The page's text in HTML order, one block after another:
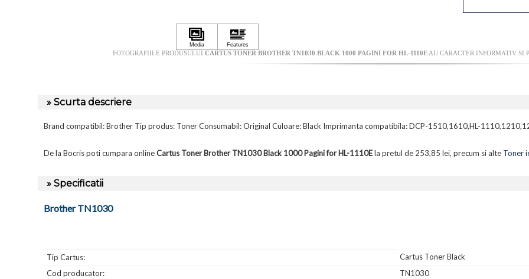
FOTOGRAFIILE PRODUSULUI CARTUS TONER BROTHER TN1030 BLACK 1000 PAGINI FOR HL-1110E AU CARACTER INFORMATIV SI
» Scurta descriere
Brand compatibil: Brother Tip produs: Toner Consumabil: Original Culoare: Black Imprimanta compatibila: DCP-1510,1610,HL-
De la Bocris poti cumpara onlineCartus Toner Brother TN1030 Black 1000 Pagini for HL-1110Ela pretul de 253,85 lei, precum si alte Toner
» Specificatii
Brother TN1030
Tip Cartus:
Cartus Toner Black
Cod producator:
TN1030